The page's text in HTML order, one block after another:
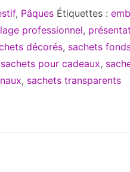
, Pâques Étiquettes :
professionnel,
décorés, sachets
sachets pour cadeaux,
, sachets transparents